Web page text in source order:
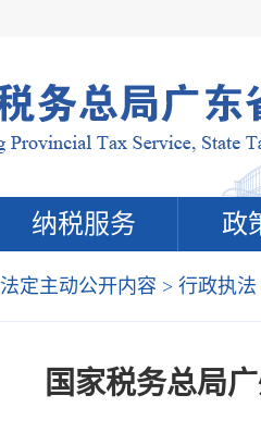
纳税服务 政
法定主动公开内容 > 行政执法
国家税务总局